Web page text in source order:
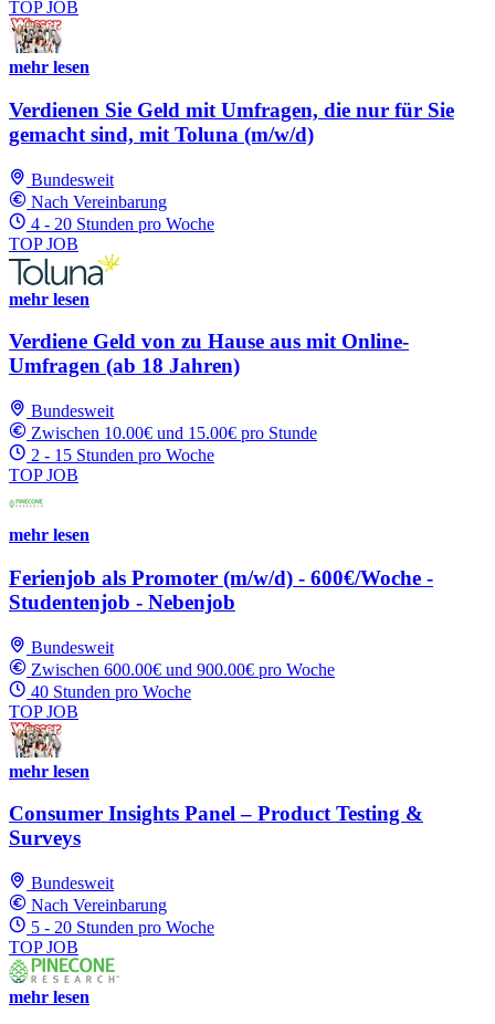
TOP JOB
mehr lesen
Verdienen Sie Geld mit Umfragen, die nur für Sie
gemacht sind, mit Toluna (m/w/d)
Bundesweit
Nach Vereinbarung
4 - 20 Stunden pro Woche
TOP JOB
mehr lesen
Verdiene Geld von zu Hause aus mit Online-
Umfragen (ab 18 Jahren)
Bundesweit
Zwischen 10.00€ und 15.00€ pro Stunde
2 - 15 Stunden pro Woche
TOP JOB
mehr lesen
Ferienjob als Promoter (m/w/d) - 600€/Woche -
Studentenjob - Nebenjob
Bundesweit
Zwischen 600.00€ und 900.00€ pro Woche
40 Stunden pro Woche
TOP JOB
mehr lesen
Consumer Insights Panel – Product Testing &
Surveys
Bundesweit
Nach Vereinbarung
5 - 20 Stunden pro Woche
TOP JOB
mehr lesen